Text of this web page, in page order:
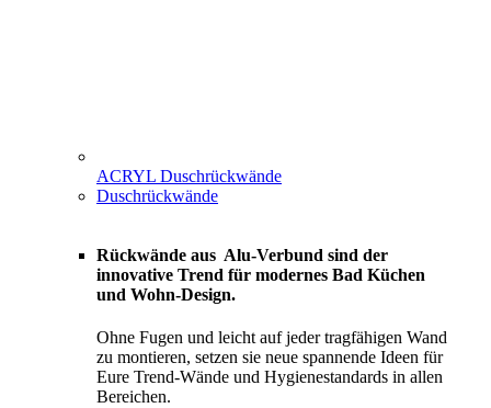
ACRYL Duschrückwände
Duschrückwände
Rückwände aus Alu-Verbund sind der
innovative Trend für modernes Bad Küchen
und Wohn-Design.
Ohne Fugen und leicht auf jeder tragfähigen Wand
zu montieren, setzen sie neue spannende Ideen für
Eure Trend-Wände und Hygienestandards in allen
Bereichen.